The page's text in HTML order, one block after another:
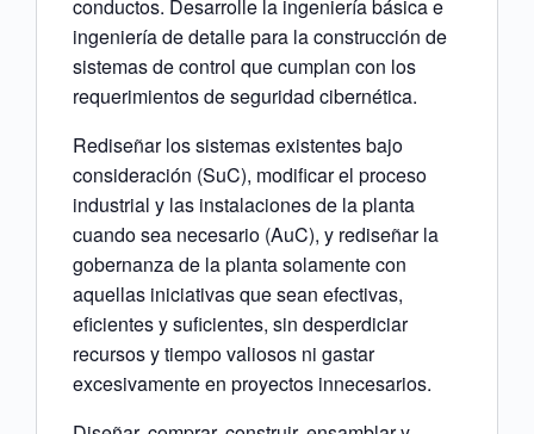
conductos. Desarrolle la ingeniería básica e
ingeniería de detalle para la construcción de
sistemas de control que cumplan con los
requerimientos de seguridad cibernética.
Rediseñar los sistemas existentes bajo
consideración (SuC), modificar el proceso
industrial y las instalaciones de la planta
cuando sea necesario (AuC), y rediseñar la
gobernanza de la planta solamente con
aquellas iniciativas que sean efectivas,
eficientes y suficientes, sin desperdiciar
recursos y tiempo valiosos ni gastar
excesivamente en proyectos innecesarios.